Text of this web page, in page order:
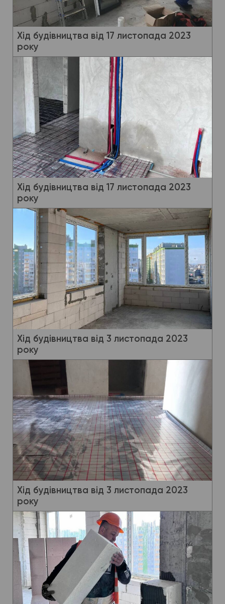
Хід будівництва від 17 листопада 2023
року
Хід будівництва від 17 листопада 2023
року
Хід будівництва від 3 листопада 2023
року
Хід будівництва від 3 листопада 2023
року